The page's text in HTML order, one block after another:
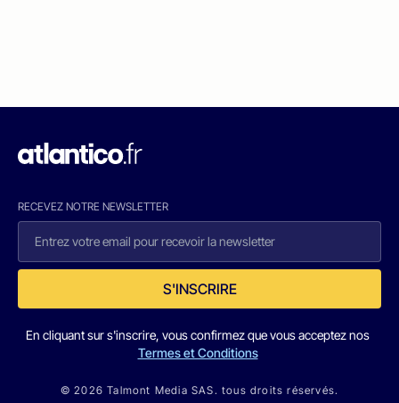
RECEVEZ NOTRE NEWSLETTER
S'INSCRIRE
En cliquant sur s'inscrire, vous confirmez que vous acceptez nos
Termes et Conditions
© 2026 Talmont Media SAS. tous droits réservés.